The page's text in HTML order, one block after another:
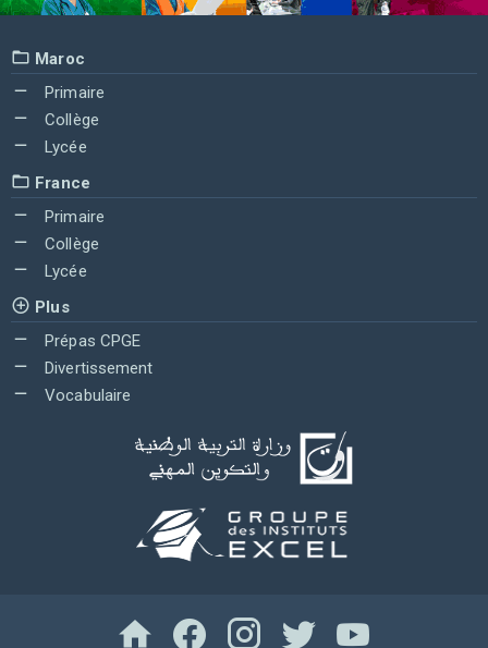
Maroc
Primaire
Collège
Lycée
France
Primaire
Collège
Lycée
Plus
Prépas CPGE
Divertissement
Vocabulaire